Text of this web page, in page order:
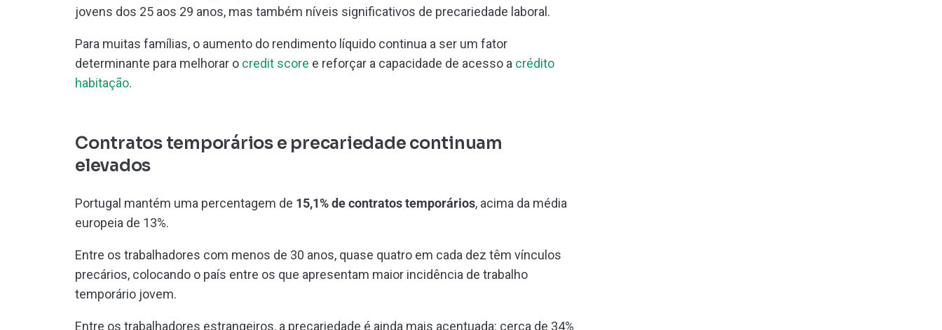
jovens dos 25 aos 29 anos, mas também níveis significativos de precariedade laboral.
Para muitas famílias, o aumento do rendimento líquido continua a ser um fator
determinante para melhorar o credit score e reforçar a capacidade de acesso a crédito
habitação.
Contratos temporários e precariedade continuam
elevados
Portugal mantém uma percentagem de 15,1% de contratos temporários, acima da média
europeia de 13%.
Entre os trabalhadores com menos de 30 anos, quase quatro em cada dez têm vínculos
precários, colocando o país entre os que apresentam maior incidência de trabalho
temporário jovem.
Entre os trabalhadores estrangeiros, a precariedade é ainda mais acentuada: cerca de 34%